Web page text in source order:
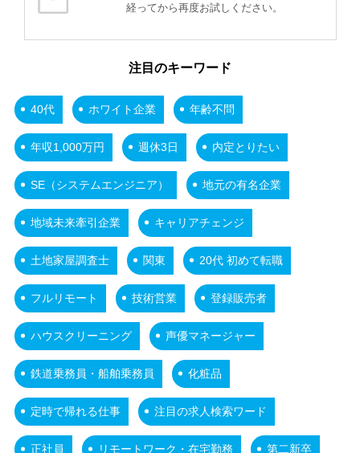
経ってから再度お試しください。
注目のキーワード
40代 ホワイト企業 年齢不問
年収1,000万円 週休3日 内定とりたい
SE（システムエンジニア） 地元の有名企業
地域未来牽引企業 キャリアチェンジ
土地家屋調査士 関東 20代 初めて転職
フルリモート 技術営業 登録販売者
ハウスクリーニング 声優マネージャー
鉄道乗務員・船舶乗務員 化粧品
定時で帰れる仕事 注目の求人検索ワード
正社員 リモートワーク・在宅勤務 第二新卒